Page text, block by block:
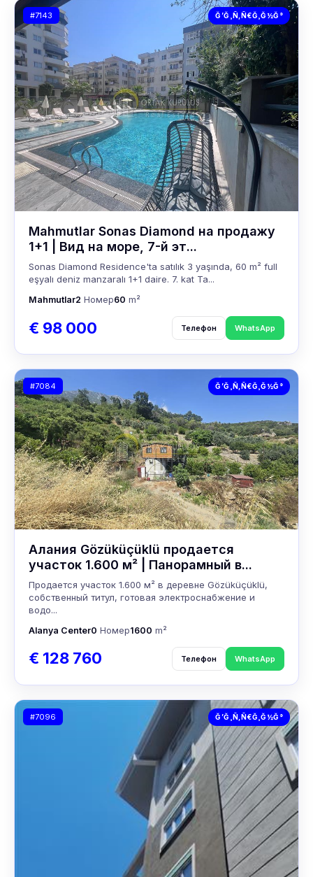
Ğ’Ğ¸Ñ‚Ñ€Ğ¸Ğ½Ğ°
#7143
Mahmutlar Sonas Diamond на продажу
1+1 | Вид на море, 7-й эт...
Sonas Diamond Residence'ta satılık 3 yaşında, 60 m² full
eşyalı deniz manzaralı 1+1 daire. 7. kat Ta...
Mahmutlar2 Номер60 m²
€ 98 000 Телефон WhatsApp
Ğ’Ğ¸Ñ‚Ñ€Ğ¸Ğ½Ğ°
#7084
Алания Gözüküçüklü продается
участок 1.600 м² | Панорамный в...
Продается участок 1.600 м² в деревне Gözüküçüklü,
собственный титул, готовая электроснабжение и
водо...
Alanya Center0 Номер1600 m²
€ 128 760 Телефон WhatsApp
Ğ’Ğ¸Ñ‚Ñ€Ğ¸Ğ½Ğ°
#7096